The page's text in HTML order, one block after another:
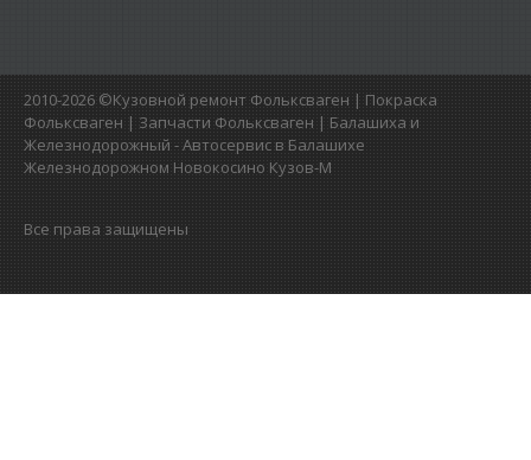
2010-2026 ©Кузовной ремонт Фольксваген | Покраска
Фольксваген | Запчасти Фольксваген | Балашиха и
Железнодорожный - Автосервис в Балашихе
Железнодорожном Новокосино Кузов-М
Все права защищены